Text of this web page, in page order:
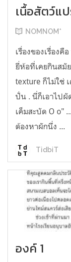
เนื้อสัตว์แ
NOMNOM*
เรื่องของเรื่อง
ยี่ห้อที่เคยกินสมั
texture ก็ไม่ใช่
ปั่น . นี่ก็เอาไปผั
เค็มสะบัด O o"
ต้องหาผักนึ่ง ...
TidbiT
องค์ 1